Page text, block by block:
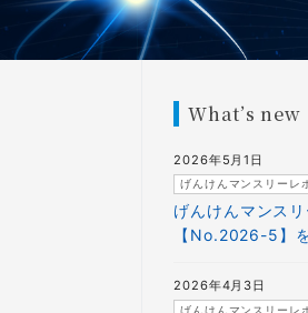
What’s new
げんけんマンス
【No.2026-5】
げんけんマンスリーレ
2026年5月1日
げんけんマンスリーレ
2026年4月3日